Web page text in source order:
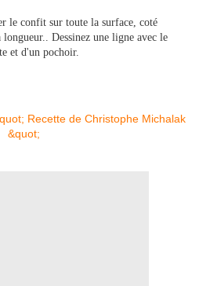
le confit sur toute la surface, coté
Dessinez une ligne avec le
et d'un pochoir.